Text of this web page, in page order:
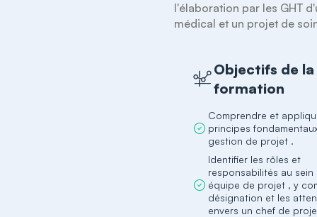
l'élaboration par les GHT
médical et un projet de
Objectifs de la
formation
Comprendre et
principes
gestion de projet .
Identifier les rôles et
responsabilités au sein
équipe de projet , y
désignation et les
envers un chef de